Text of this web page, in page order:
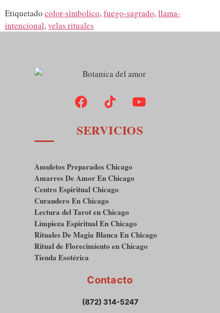
Etiquetado color-simbolico,fuego-sagrado,llama-
intencional,velas rituales
SERVICIOS
Amuletos Preparados Chicago
Amarres De Amor En Chicago
Centro Espiritual Chicago
Curandero En Chicago
Lectura del Tarot en Chicago
Limpieza Espiritual En Chicago
Rituales De Magia Blanca En Chicago
Ritual de Florecimiento en Chicago
Tienda Esotérica
Contacto
(872) 314-5247